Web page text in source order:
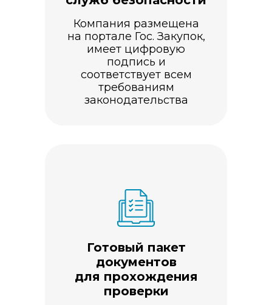
Компания размещена
на портале Гос. Закупок,
имеет цифровую
подпись и
соответствует всем
требованиям
законодательства
Готовый пакет
документов
для прохождения
проверки